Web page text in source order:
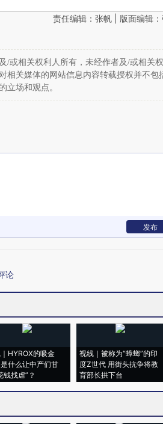
责任编辑：张帆 | 版面编辑
/或相关权利人所有，未经作者及/或相关权
相关媒体的网站信息内容转载授权并不包
立场和观点。
发布
论
HYROX的吸金
什么让中产们甘
钱找虐”？
视线｜被称为“蟑螂”的印
度Z世代 用街头抗争将教
育部长拱下台